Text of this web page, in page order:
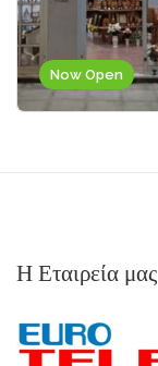
Now Open
Η Εταιρεία μας